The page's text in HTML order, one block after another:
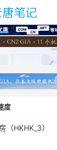
度
（HKHK_3）